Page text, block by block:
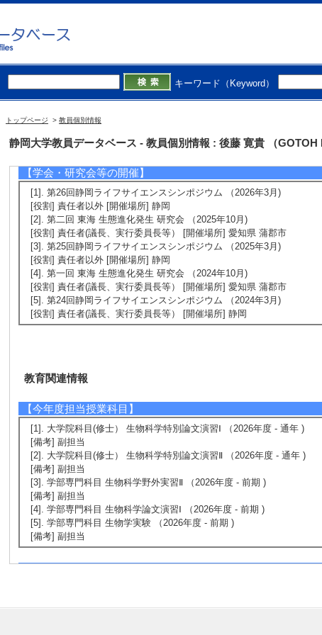
キーワード（Keyword）
トップページ > 教員個別情報
静岡大学教員データベース - 教員個別情報 : 後藤 寛貴 （GOTOH
[受賞者] 杉浦幹太ら [授与機関] 日本動物学会
[受賞者] 後藤寛貴 [授与機関] 日本動物学会
[4]. Zoological Science Award／藤井賞 Tsuji et al. 2018. Molecular
nsporter genes in the ladybird beetle Harmonia axyridis reveals
cience, 35: 260-267. （2019年9月)
[5]. 研究奨励賞 昆虫類の性的二型の制御機構に関する進化発生学的研
[受賞者] 後藤寛貴 [授与機関] 日本進化学会
【学会・研究会等の開催】
[1]. 第26回静岡ライフサイエンスシンポジウム （2026年3月)
[役割] 責任者以外 [開催場所] 静岡
[2]. 第二回 東海 生態進化発生 研究会 （2025年10月)
[役割] 責任者(議長、実行委員長等） [開催場所] 愛知県 蒲郡市
[3]. 第25回静岡ライフサイエンスシンポジウム （2025年3月)
[役割] 責任者以外 [開催場所] 静岡
[4]. 第一回 東海 生態進化発生 研究会 （2024年10月)
[役割] 責任者(議長、実行委員長等） [開催場所] 愛知県 蒲郡市
[5]. 第24回静岡ライフサイエンスシンポジウム （2024年3月)
[役割] 責任者(議長、実行委員長等） [開催場所] 静岡
教育関連情報
【今年度担当授業科目】
[1]. 大学院科目(修士） 生物科学特別論文演習Ⅰ （2026年度 - 通年 )
[備考] 副担当
[2]. 大学院科目(修士） 生物科学特別論文演習Ⅱ （2026年度 - 通年 )
[備考] 副担当
[3]. 学部専門科目 生物科学野外実習Ⅱ （2026年度 - 前期 )
[備考] 副担当
[4]. 学部専門科目 生物科学論文演習Ⅰ （2026年度 - 前期 )
[5]. 学部専門科目 生物学実験 （2026年度 - 前期 )
[備考] 副担当